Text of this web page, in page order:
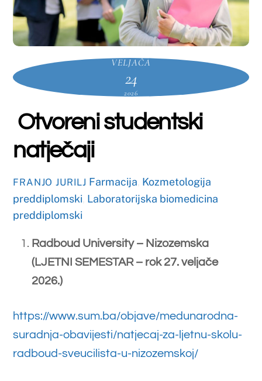
možete preuzetiovdje), ( u gornjem
desnom kutu lista upisati broj
indeksa)
Sveučilišta u Mostaru (UniCredit
bank d.d. 3381302247050791
naznačen semestar i godinu studija
koju upisuju.
Studenti koji studiraju uz potporu
Ministarstva trebaju donijeti dokaz o
uplati 200,00 KM za upis u ljetni
Studenti koji sami financiraju studij
1500,00 KM za upis u ljetni